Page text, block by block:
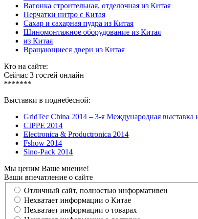
Вагонка строительная, отделочная из Китая
Перчатки нитро с Китая
Сахар и сахарная пудра из Китая
Шиномонтажное оборудование из Китая
из Китая
Вращающиеся двери из Китая
Кто на сайте:
Сейчас 3 гостей онлайн
*******
Выставки в поднебесной:
GridTec China 2014 – 3-я Международная выставка
CIPPE 2014
Electronica & Productronica 2014
Fshow 2014
Sino-Pack 2014
Мы ценим Ваше мнение!
Ваши впечатление о сайте
Отличный сайт, полностью информативен
Нехватает информации о Китае
Нехватает информации о товарах